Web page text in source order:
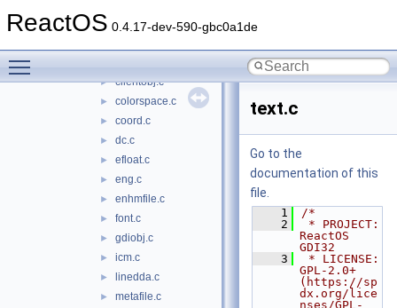
ReactOS 0.4.17-dev-590-gbc0a1de
► arc.c
► clientobj.c
► colorspace.c
► coord.c
► dc.c
► efloat.c
► eng.c
► enhmfile.c
► font.c
► gdiobj.c
► icm.c
► linedda.c
► metafile.c
text.c
Go to the
documentation of this
file.
    1
/*
    2
* PROJECT:
ReactOS
GDI32
    3
* LICENSE:
GPL-2.0+
(https://sp
dx.org/lice
nses/GPL-